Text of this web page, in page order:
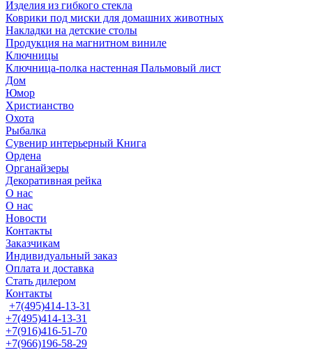
Изделия из гибкого стекла
Коврики под миски для домашних животных
Накладки на детские столы
Продукция на магнитном виниле
Ключницы
Ключница-полка настенная Пальмовый лист
Дом
Юмор
Христианство
Охота
Рыбалка
Сувенир интерьерный Книга
Ордена
Органайзеры
Декоративная рейка
О нас
О нас
Новости
Контакты
Заказчикам
Индивидуальный заказ
Оплата и доставка
Стать дилером
Контакты
+7(495)414-13-31
+7(495)414-13-31
+7(916)416-51-70
+7(966)196-58-29